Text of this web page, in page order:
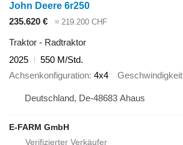
John Deere 6r250
235.620 €
≈ 219.200 CHF
Traktor - Radtraktor
2025
550 M/Std.
Achsenkonfiguration 4x4 Geschwindigkeit
Deutschland, De-48683 Ahaus
E-FARM GmbH